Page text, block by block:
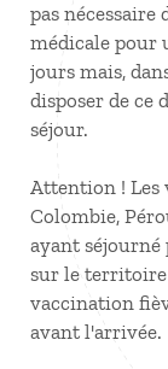
pas nécessaire
médicale pour
jours mais,
disposer de ce
séjour.
Attention ! Les
Colombie,
ayant séjourné
sur le territoire
vaccination
avant l'arrivée.